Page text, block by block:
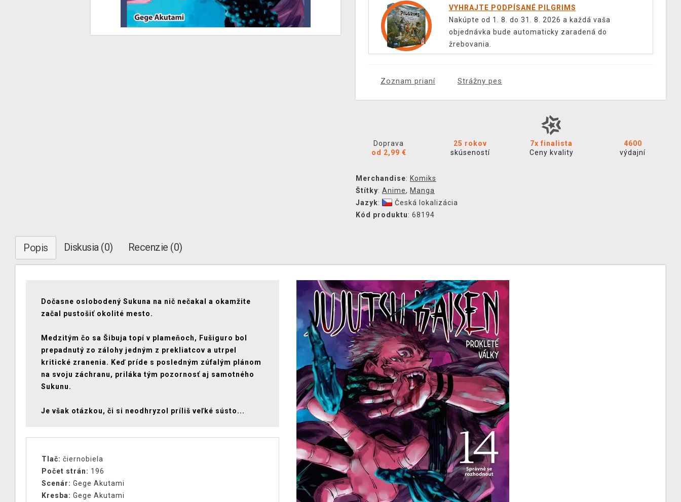
VYHRAJTE PODPÍSANÉ PILGRIMS
Nakúpte od 1. 8. do 31. 8. 2026 a každá vaša
objednávka bude automaticky zaradená do
žrebovania.
Zoznam prianí Strážny pes
Doprava
od 2,99 €
25 rokov
skúseností
7x finalista
Ceny kvality
4600
výdajní
Merchandise: Komiks
Štítky: Anime, Manga
Jazyk:
Česká lokalizácia
Kód produktu: 68194
Popis Diskusia (0) Recenzie (0)
Dočasne oslobodený Sukuna na nič nečakal a okamžite
začal pustošiť okolité mesto.
Medzitým čo sa Šibuja topí v plameňoch, Fušiguro bol
prepadnutý zo zálohy jedným z prekliatcov a utrpel
kritické zranenia. Keď príde s posledným zúfalým plánom
na svoju záchranu, priláka tým pozornosť aj samotného
Sukunu.
Je však otázkou, či si neodhryzol príliš veľké sústo...
Tlač: čiernobiela
Počet strán: 196
Scenár: Gege Akutami
Kresba: Gege Akutami